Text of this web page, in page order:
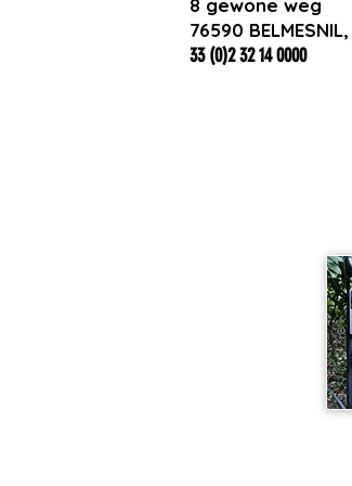
8 gewone weg
76590
33 (0)2 32 14 0000